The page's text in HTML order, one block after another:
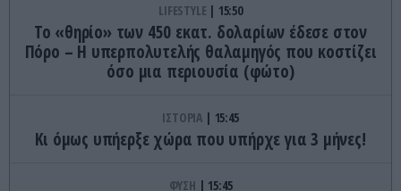
LIFESTYLE 15:50
Το «θηρίο» των 450 εκατ. δολαρίων έδεσε στον
Πόρο – Η υπερπολυτελής θαλαμηγός που κοστίζει
όσο μια περιουσία (φώτο)
ΙΣΤΟΡΙΑ 15:45
Κι όμως υπήερξε χώρα που υπήρχε για 3 μήνες!
ΦΥΣΗ 15:45